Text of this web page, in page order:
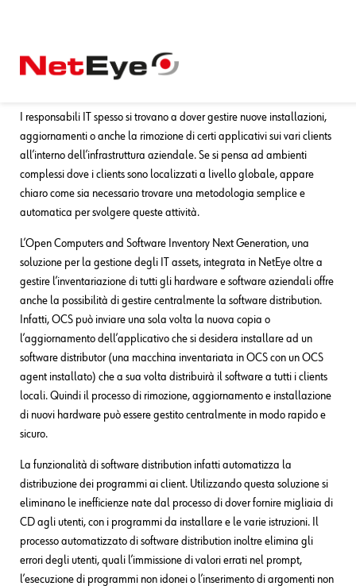
Software distribution con OCS
Inventory
I responsabili IT spesso si trovano a dover gestire nuove installazioni,
aggiornamenti o anche la rimozione di certi applicativi sui vari clients
all’interno dell’infrastruttura aziendale. Se si pensa ad ambienti
complessi dove i clients sono localizzati a livello globale, appare
chiaro come sia necessario trovare una metodologia semplice e
automatica per svolgere queste attività.
L’Open Computers and Software Inventory Next Generation, una
soluzione per la gestione degli IT assets, integrata in NetEye oltre a
gestire l’inventariazione di tutti gli hardware e software aziendali offre
anche la possibilità di gestire centralmente la software distribution.
Infatti, OCS può inviare una sola volta la nuova copia o
l’aggiornamento dell’applicativo che si desidera installare ad un
software distributor (una macchina inventariata in OCS con un OCS
agent installato) che a sua volta distribuirà il software a tutti i clients
locali. Quindi il processo di rimozione, aggiornamento e installazione
di nuovi hardware può essere gestito centralmente in modo rapido e
sicuro.
La funzionalità di software distribution infatti automatizza la
distribuzione dei programmi ai client. Utilizzando questa soluzione si
eliminano le inefficienze nate dal processo di dover fornire migliaia di
CD agli utenti, con i programmi da installare e le varie istruzioni. Il
processo automatizzato di software distribution inoltre elimina gli
errori degli utenti, quali l’immissione di valori errati nel prompt,
l’esecuzione di programmi non idonei o l’inserimento di argomenti non